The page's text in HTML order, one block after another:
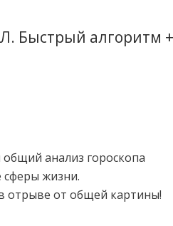
алгоритм +
анализ гороскопа
сферы жизни.
отрыве от общей картины!